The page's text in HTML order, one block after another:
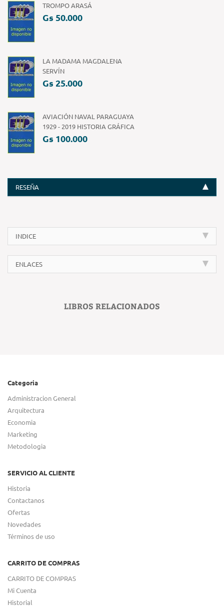
TROMPO ARASÁ
Gs 50.000
LA MADAMA MAGDALENA
SERVÍN
Gs 25.000
AVIACIÓN NAVAL PARAGUAYA
1929 - 2019 HISTORIA GRÁFICA
Gs 100.000
RESEÑA
INDICE
ENLACES
LIBROS RELACIONADOS
Categoria
Administracion General
Arquitectura
Economia
Marketing
Metodologia
SERVICIO AL CLIENTE
Historia
Contactanos
Ofertas
Novedades
Términos de uso
CARRITO DE COMPRAS
CARRITO DE COMPRAS
Mi Cuenta
Historial